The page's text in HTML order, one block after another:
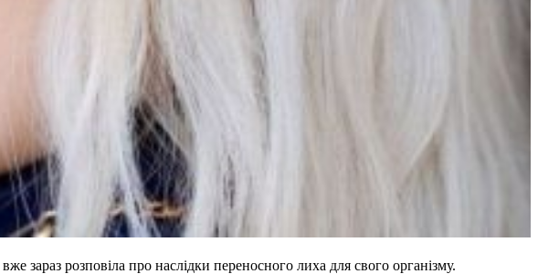
зараз розповіла про наслідки переносного лиха для свого організму.